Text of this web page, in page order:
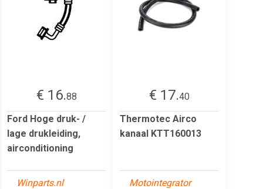
€ 16.88
Ford Hoge druk- /
lage drukleiding,
airconditioning
Winparts.nl
€ 17.40
Thermotec Airco
kanaal KTT160013
Motointegrator